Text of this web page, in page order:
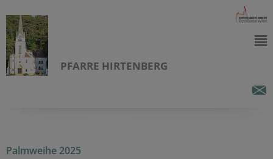
PFARRE HIRTENBERG
Palmweihe 2025